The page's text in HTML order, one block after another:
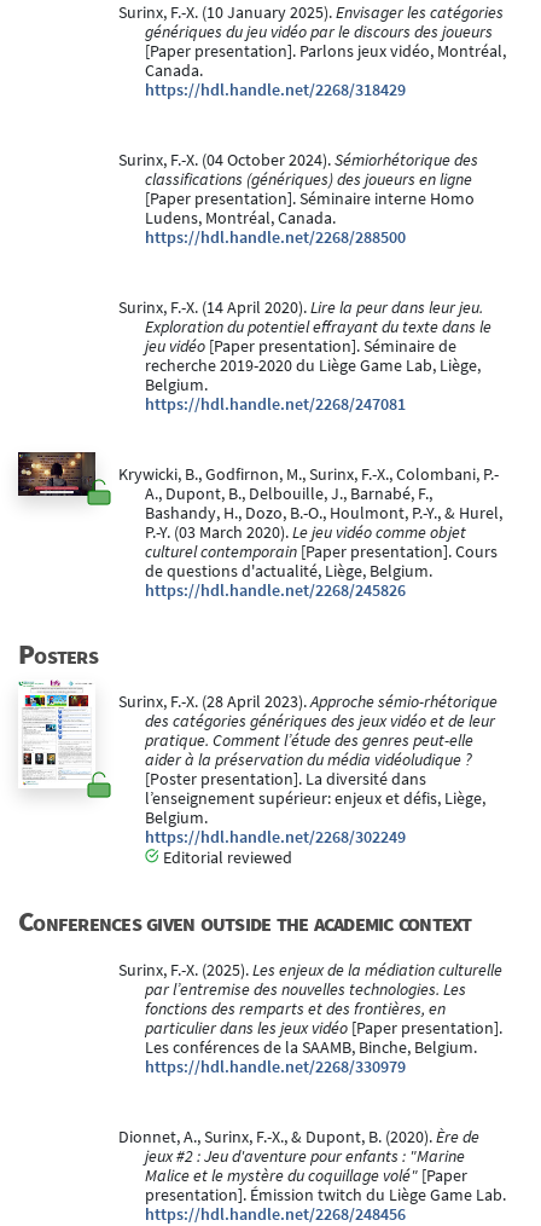
Surinx, F.-X. (10 January 2025).Envisager les catégories
génériques du jeu vidéo par le discours des joueurs
[Paper presentation]. Parlons jeux vidéo, Montréal,
Canada.
https://hdl.handle.net/2268/318429
Surinx, F.-X. (04 October 2024).Sémiorhétorique des
classifications (génériques) des joueurs en ligne
[Paper presentation]. Séminaire interne Homo
Ludens, Montréal, Canada.
https://hdl.handle.net/2268/288500
Surinx, F.-X. (14 April 2020).Lire la peur dans leur jeu.
Exploration du potentiel effrayant du texte dans le
jeu vidéo [Paper presentation]. Séminaire de
recherche 2019-2020 du Liège Game Lab, Liège,
Belgium.
https://hdl.handle.net/2268/247081
Krywicki, B., Godfirnon, M., Surinx, F.-X., Colombani, P.-
A., Dupont, B., Delbouille, J., Barnabé, F.,
Bashandy, H., Dozo, B.-O., Houlmont, P.-Y., & Hurel,
P.-Y. (03 March 2020).Le jeu vidéo comme objet
culturel contemporain [Paper presentation]. Cours
de questions d'actualité, Liège, Belgium.
https://hdl.handle.net/2268/245826
Posters
Surinx, F.-X. (28 April 2023).Approche sémio-rhétorique
des catégories génériques des jeux vidéo et de leur
pratique. Comment l’étude des genres peut-elle
aider à la préservation du média vidéoludique ?
[Poster presentation]. La diversité dans
l’enseignement supérieur: enjeux et défis, Liège,
Belgium.
https://hdl.handle.net/2268/302249
Editorial reviewed
Conferences given outside the academic context
Surinx, F.-X. (2025).Les enjeux de la médiation culturelle
par l’entremise des nouvelles technologies. Les
fonctions des remparts et des frontières, en
particulier dans les jeux vidéo [Paper presentation].
Les conférences de la SAAMB, Binche, Belgium.
https://hdl.handle.net/2268/330979
Dionnet, A., Surinx, F.-X., & Dupont, B. (2020).Ère de
jeux #2 : Jeu d'aventure pour enfants : "Marine
Malice et le mystère du coquillage volé" [Paper
presentation]. Émission twitch du Liège Game Lab.
https://hdl.handle.net/2268/248456